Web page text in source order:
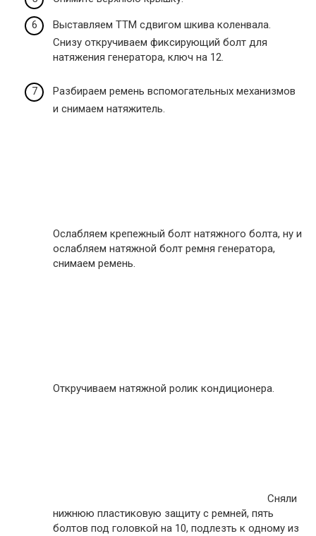
Выставляем ТТМ сдвигом шкива коленвала.
Снизу откручиваем фиксирующий болт для
натяжения генератора, ключ на 12.
Разбираем ремень вспомогательных механизмов
и снимаем натяжитель.
Ослабляем крепежный болт натяжного болта, ну и
ослабляем натяжной болт ремня генератора,
снимаем ремень.
Откручиваем натяжной ролик кондиционера.
Сняли
нижнюю пластиковую защиту с ремней, пять
болтов под головкой на 10, подлезть к одному из